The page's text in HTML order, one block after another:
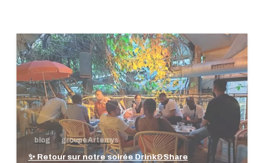
blog groupe Artemys
✨ Retour sur notre soirée Drink&Share